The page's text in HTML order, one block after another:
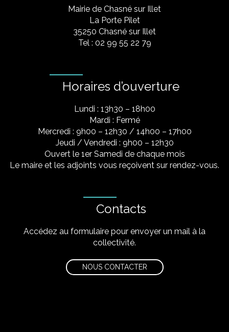
Mairie de Chasné sur Illet
La Porte Pilet
35250 Chasné sur Illet
Tel : 02 99 55 22 79
Horaires d’ouverture
Lundi : 13h30 – 18h00
Mardi : Fermé
Mercredi : 9h00 – 12h30 / 14h00 – 17h00
Jeudi / Vendredi : 9h00 – 12h30
Ouvert le 1er Samedi de chaque mois
Le maire et les adjoints vous reçoivent sur rendez-vous.
Contacts
Accédez au formulaire pour envoyer un mail à la
collectivité.
NOUS CONTACTER